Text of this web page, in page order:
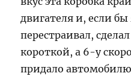
двигателя и, если бы
перестраивал,
короткой, а 6-у
придало автомобилю